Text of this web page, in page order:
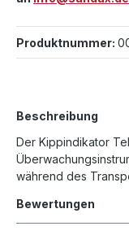
Produktnummer:
Beschreibung
Der Kippindikator
während des
Bewertungen